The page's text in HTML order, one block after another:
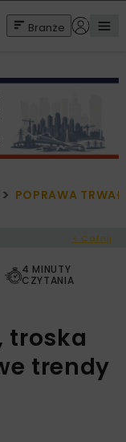
Branże
POPRAWA
< Cofnij
4 MINUTY
CZYTANIA
troska
trendy